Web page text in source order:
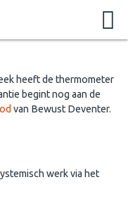
heeft de thermometer
begint nog aan de
van Bewust Deventer.
werk via het